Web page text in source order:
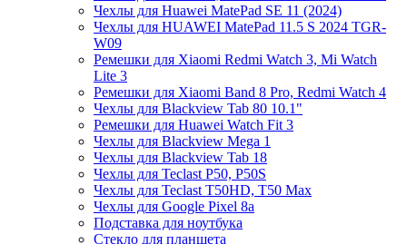
Чехлы для Huawei MatePad SE 11 (2024)
Чехлы для HUAWEI MatePad 11.5 S 2024 TGR-
W09
Ремешки для Xiaomi Redmi Watch 3, Mi Watch
Lite 3
Ремешки для Xiaomi Band 8 Pro, Redmi Watch 4
Чехлы для Blackview Tab 80 10.1"
Ремешки для Huawei Watch Fit 3
Чехлы для Blackview Mega 1
Чехлы для Blackview Tab 18
Чехлы для Teclast P50, P50S
Чехлы для Teclast T50HD, T50 Max
Чехлы для Google Pixel 8a
Подставка для ноутбука
Стекло для планшета